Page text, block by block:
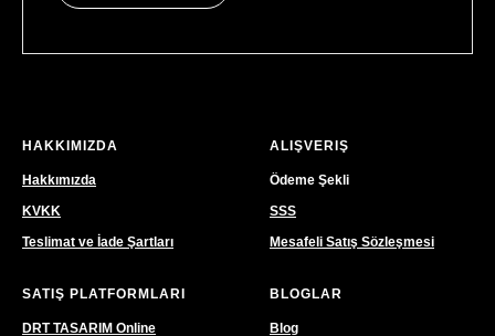
HAKKIMIZDA
Hakkımızda
KVKK
Teslimat ve İade Şartları
ALIŞVERIŞ
Ödeme Şekli
SSS
Mesafeli Satış Sözleşmesi
SATIŞ PLATFORMLARI
DRT TASARIM Online
BLOGLAR
Blog